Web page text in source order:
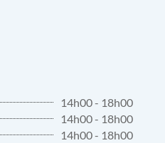
14h00 - 18h00
14h00 - 18h00
14h00 - 18h00